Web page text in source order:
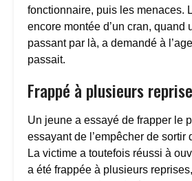
fonctionnaire, puis les menaces.
encore montée d’un cran, quand
passant par là, a demandé à
passait.
Frappé à plusieurs
Un jeune a essayé de frapper le
essayant de l’empêcher de sortir
La victime a toutefois réussi à
a été frappée à plusieurs